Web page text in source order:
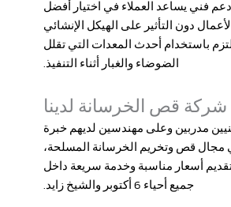
فني يساعد العملاء في اختيار أفضل
دون التأثير على الهيكل الإنشائي
باستخدام أحدث المعدات التي تقلل
الضوضاء والغبار أثناء التنفيذ.
قص الخرسانة لدينا
مدربين وعلى مهندسين لديهم خبرة
مجال قص وتخريم الخرسانة المسلحة،
أسعار مناسبة وخدمة سريعة داخل
جميع أحياء 6 أكتوبر والشيخ زايد.